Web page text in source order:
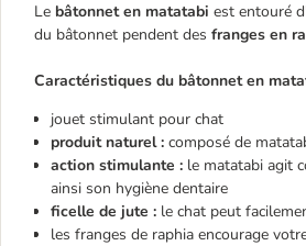
Le bâtonnet en matatabi est entouré
du bâtonnet pendent des franges en
Caractéristiques du bâtonnet en
jouet stimulant pour chat
produit naturel : composé de
action stimulante : le matatabi agit
ainsi son hygiène dentaire
ficelle de jute : le chat peut
les franges de raphia encourage